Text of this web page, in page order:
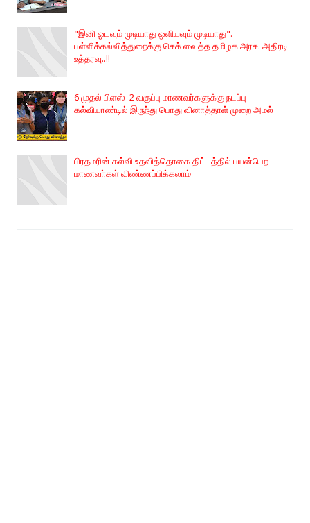
"இனி ஓடவும் முடியாது ஒளியவும் முடியாது".
பள்ளிக்கல்வித்துறைக்கு செக் வைத்த தமிழக அரசு. அதிரடி
உத்தரவு..!!
6 முதல் பிளஸ் -2 வகுப்பு மாணவர்களுக்கு நடப்பு
கல்வியாண்டில் இருந்து பொது வினாத்தாள் முறை அமல்
பிரதமரின் கல்வி உதவித்தொகை திட்டத்தில் பயன்பெற
மாணவா்கள் விண்ணப்பிக்கலாம்